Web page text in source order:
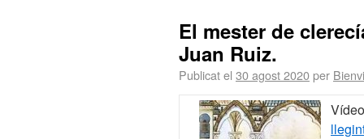
El mester de
Juan Ruiz.
Publicat el 30 agost 2020per Bienvi